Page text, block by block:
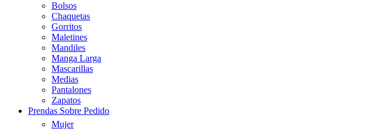
Bolsos
Chaquetas
Gorritos
Maletines
Mandiles
Manga Larga
Mascarillas
Medias
Pantalones
Zapatos
Prendas Sobre Pedido
Mujer